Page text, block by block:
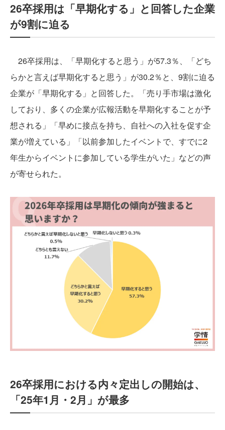
26卒採用は「早期化する」と回答した企業
が9割に迫る
26卒採用は、「早期化すると思う」が57.3％、「どち
らかと言えば早期化すると思う」が30.2％と、9割に迫る
企業が「早期化する」と回答した。「売り手市場は激化
しており、多くの企業が広報活動を早期化することが予
想される」「早めに接点を持ち、自社への入社を促す企
業が増えている」「以前参加したイベントで、すでに2
年生からイベントに参加している学生がいた」などの声
が寄せられた。
26卒採用における内々定出しの開始は、
「25年1月・2月」が最多